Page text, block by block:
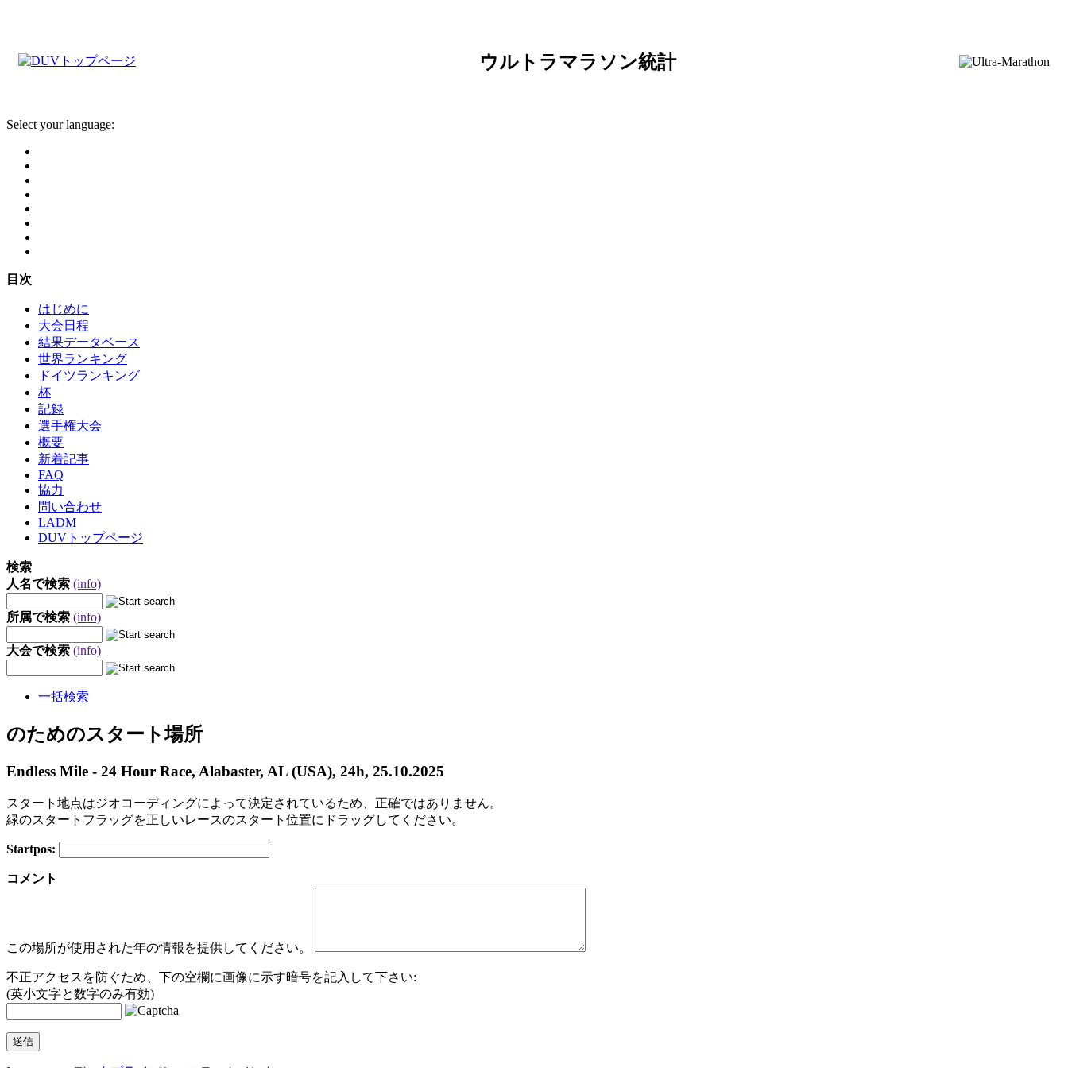
ウルトラマラソン統計
Select your language:
目次
はじめに
大会日程
結果データベース
世界ランキング
ドイツランキング
杯
記録
選手権大会
概要
新着記事
FAQ
協力
問い合わせ
LADM
DUVトップページ
検索
人名で検索 (info)
所属で検索 (info)
大会で検索 (info)
一括検索
のためのスタート場所
Endless Mile - 24 Hour Race, Alabaster, AL (USA), 24h, 25.10.2025
スタート地点はジオコーディングによって決定されているため、正確ではありません。
緑のスタートフラッグを正しいレースのスタート位置にドラッグしてください。
−
Startpos:
コメント
この場所が使用された年の情報を提供してください。
不正アクセスを防ぐため、下の空欄に画像に示す暗号を記入して下さい:
(英小文字と数字のみ有効)